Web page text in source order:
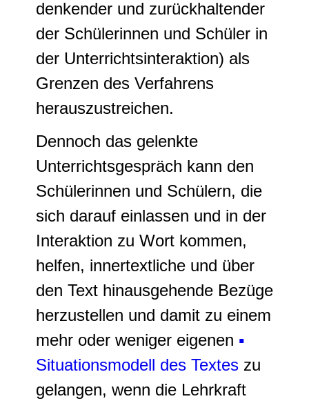
denkender und zurückhaltender
der Schülerinnen und Schüler in
der Unterrichtsinteraktion) als
Grenzen des Verfahrens
herauszustreichen.
Dennoch das gelenkte
Unterrichtsgespräch kann den
Schülerinnen und Schülern, die
sich darauf einlassen und in der
Interaktion zu Wort kommen,
helfen, innertextliche und über
den Text hinausgehende Bezüge
herzustellen und damit zu einem
mehr oder weniger eigenen ▪
Situationsmodell des Textes zu
gelangen, wenn die Lehrkraft